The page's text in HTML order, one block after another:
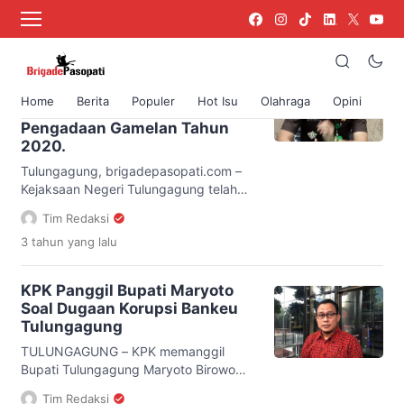
Home Berita Populer Hot Isu Olahraga Opini
Korupsi
Kejari Tulungagung
Kembangkan Penyelidikan
Khusus Kasus Dugaan Korupsi
Pengadaan Gamelan Tahun
2020.
Tulungagung, brigadepasopati.com –
Kejaksaan Negeri Tulungagung telah
menetapkan dua orang tersangka
pengadaan gamelan oleh Dinas
Pendidikan Tulungagung Tahun
penyelidikan kasus ini naik ke tahap
penyelidikan khusus untuk
pengembangan. Seperti diketahui
Kejari Tulungagung telah menetapkan
dua orang tersangka yaitu pejabat
PPK […]
Tim Redaksi
3 tahun yang lalu
KPK Panggil Bupati Maryoto
Soal Dugaan Korupsi Bankeu
Tulungagung
TULUNGAGUNG – KPK memanggil
Bupati Tulungagung Maryoto Birowo
terkait kasus dugaan korupsi bantuan
Tim Redaksi